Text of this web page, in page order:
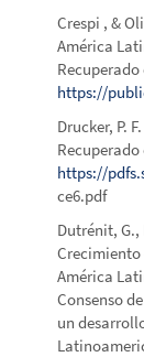
Crespi , &
América
Recuperado
https://
Drucker, P.
Recuperado
https://
ce6.pdf
Dutrénit, G.,
América
Consenso
un